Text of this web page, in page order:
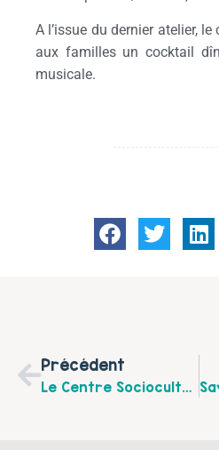
A l’issue du dernier atelier,
aux familles un cocktail
musicale.
Précédent
Le Centre Socioculturel D’Achicourt S’associe Aux PRE De Saint Nicolas Et D’Achicourt Pour Leur Journée De La Parentalité